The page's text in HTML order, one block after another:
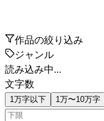
作品の絞り込み
ジャンル
読み込み中...
文字数
1万字以下 1万〜10万字